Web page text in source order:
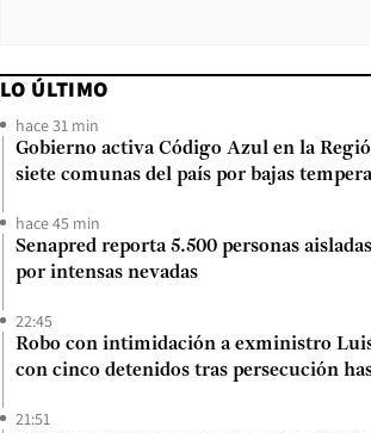
LO ÚLTIMO
hace 31 min
Gobierno activa Código Azul en la
siete comunas del país por bajas
hace 45 min
Senapred reporta 5.500 personas
por intensas nevadas
22:45
Robo con intimidación a exministro
con cinco detenidos tras persecución
21:51